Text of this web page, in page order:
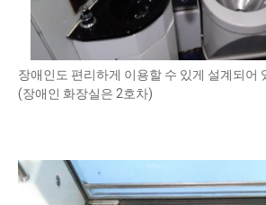
장애인도 편리하게 이용할 수 있게 설계되어
(장애인 화장실은 2호차)